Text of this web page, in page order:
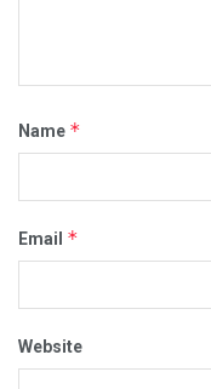
Name *
Email *
Website